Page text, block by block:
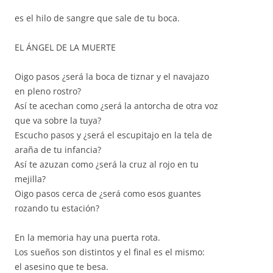
es el hilo de sangre que sale de tu boca.
EL ÁNGEL DE LA MUERTE
Oigo pasos ¿será la boca de tiznar y el navajazo
en pleno rostro?
Así te acechan como ¿será la antorcha de otra voz
que va sobre la tuya?
Escucho pasos y ¿será el escupitajo en la tela de
araña de tu infancia?
Así te azuzan como ¿será la cruz al rojo en tu
mejilla?
Oigo pasos cerca de ¿será como esos guantes
rozando tu estación?
En la memoria hay una puerta rota.
Los sueños son distintos y el final es el mismo:
el asesino que te besa.